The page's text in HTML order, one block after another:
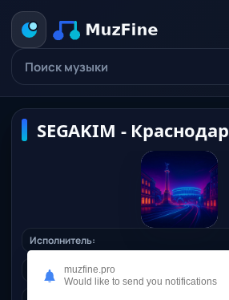
SEGAKIM - Краснодар
Исполнитель:
Длительность:
muzfine.pro
Would like to send you notifications